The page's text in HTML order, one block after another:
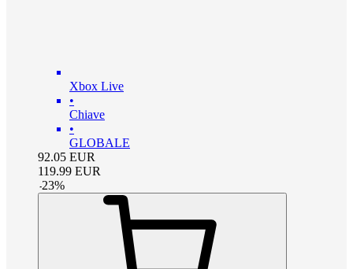
Xbox Live
•
Chiave
•
GLOBALE
92.05 EUR
119.99 EUR
-23%